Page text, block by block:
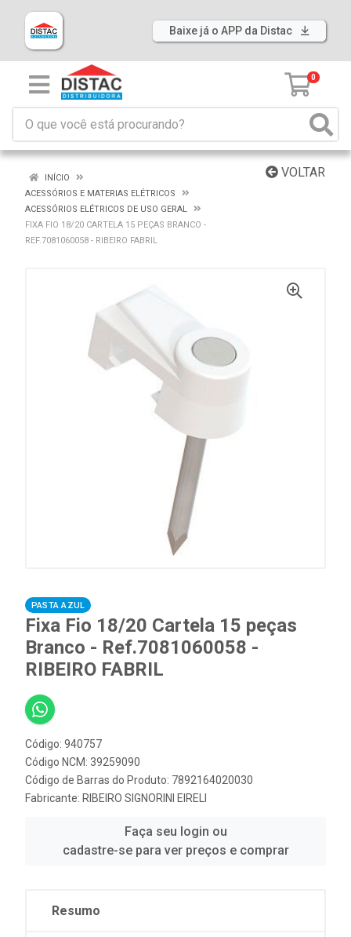
Baixe já o APP da Distac
0
VOLTAR
INÍCIO
ACESSÓRIOS E MATERIAS ELÉTRICOS
ACESSÓRIOS ELÉTRICOS DE USO GERAL
FIXA FIO 18/20 CARTELA 15 PEÇAS BRANCO -
REF.7081060058 - RIBEIRO FABRIL
PASTA AZUL
Fixa Fio 18/20 Cartela 15 peças
Branco - Ref.7081060058 -
RIBEIRO FABRIL
Código: 940757
Código NCM: 39259090
Código de Barras do Produto: 7892164020030
Fabricante: RIBEIRO SIGNORINI EIRELI
Faça seu login ou
cadastre-se para ver preços e comprar
Resumo